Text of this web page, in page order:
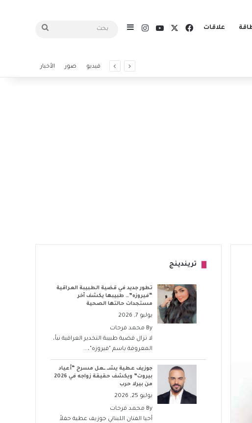
علاقات فيسبوكيوتيوبانستقرامإضافة عمود جانبي بحث
فيديو صور الأخبار
تريندينج
تطور جديد في قضية الطبيبة العراقية
“فيروزه”… طبيبها يكشف آخر
مستجدات حالتها الصحية
يوليو 7, 2026
By محمد فرحات
لا تزال قضية طبيبة التخدير العراقية نبأ،
المعروفة باسم "فيروزه"،...
جوزيف عطية يشــ ــعل مسرح “أعياد
بيروت” ويكشف حقيقة زواجه في 2026
من بيرلا حرب
يوليو 25, 2026
By محمد فرحات
أحيا الفنان اللبناني جوزيف عطية حفلاً